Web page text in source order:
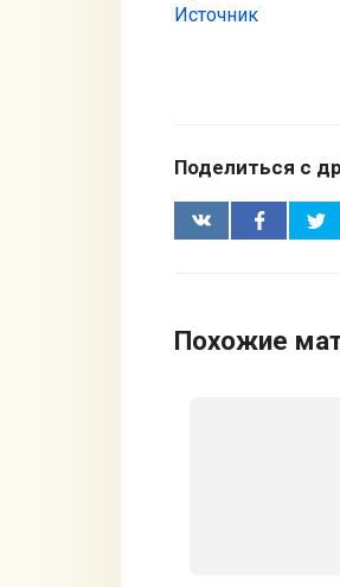
Источник
Поделиться с
Похожие